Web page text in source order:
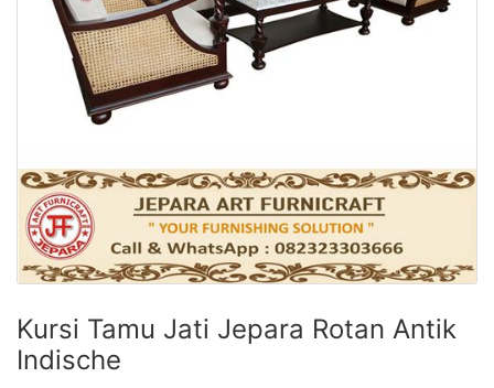
Kursi Tamu Jati Jepara Rotan Antik
Indische